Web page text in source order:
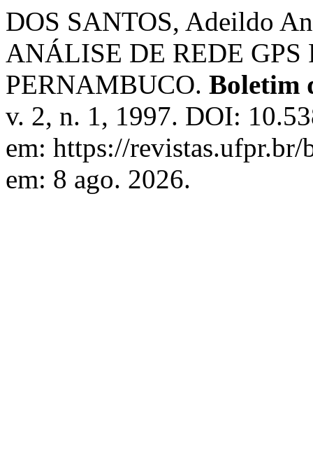
DOS SANTOS, Adeildo
ANÁLISE DE REDE GPS
PERNAMBUCO. Boletim
v. 2, n. 1, 1997. DOI:
em: https://
em: 8 ago. 2026.